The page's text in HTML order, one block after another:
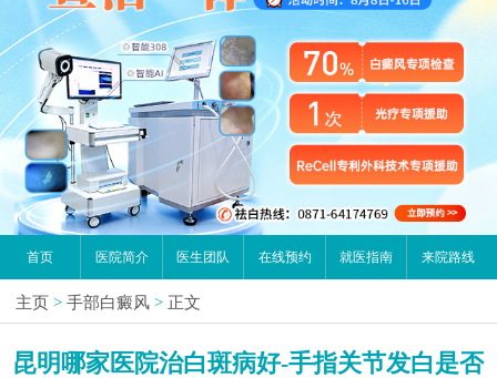
首页 医院简介 医生团队 在线预约 就医指南 来院路线
主页 > 手部白癜风 > 正文
昆明哪家医院治白斑病好-手指关节发白是否